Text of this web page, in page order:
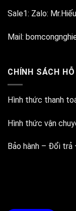
Sale1: Zalo: Mr.Hiếu
Mail:
CHÍNH SÁCH
Hình thức thanh
Hình thức vận
Bảo hành – Đổi trả